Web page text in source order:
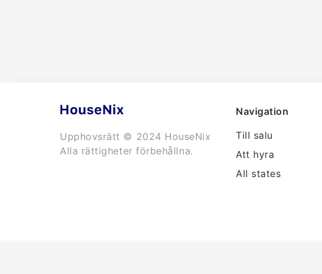
Upphovsrätt © 2024 HouseNix
Alla rättigheter förbehållna.
Navigation
Till salu
Att hyra
All states